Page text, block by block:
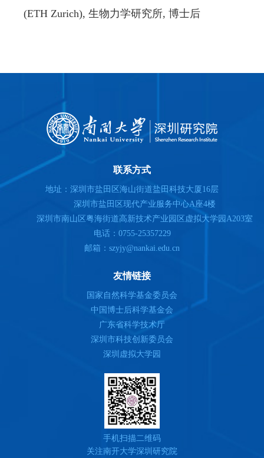
(ETH Zurich), 生物力学研究所, 博士后
联系方式
地址：深圳市盐田区海山街道盐田科技大厦16层
深圳市盐田区现代产业服务中心A座4楼
深圳市南山区粤海街道高新技术产业园区虚拟大学园A203室
电话：0755-25357229
邮箱：szyjy@nankai.edu.cn
友情链接
国家自然科学基金委员会
中国博士后科学基金会
广东省科学技术厅
深圳市科技创新委员会
深圳虚拟大学园
手机扫描二维码
关注南开大学深圳研究院